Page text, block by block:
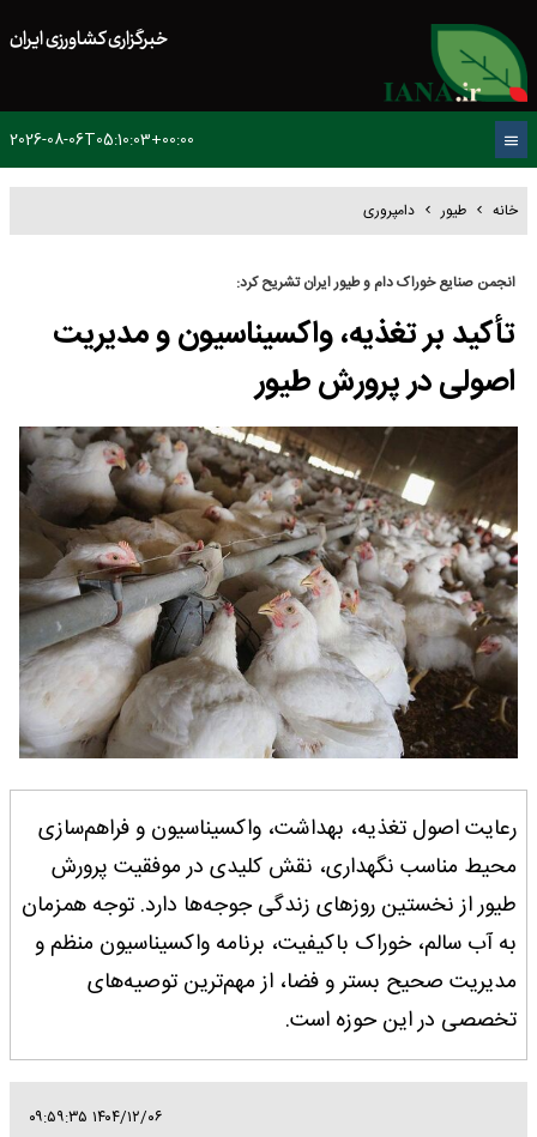
خبرگزاری کشاورزی ایران
2026-08-06T05:10:03+00:00
خانه طیور دامپروری
انجمن صنایع خوراک دام و طیور ایران تشریح کرد:
تأکید بر تغذیه، واکسیناسیون و مدیریت
اصولی در پرورش طیور
رعایت اصول تغذیه، بهداشت، واکسیناسیون و فراهم‌سازی
محیط مناسب نگهداری، نقش کلیدی در موفقیت پرورش
طیور از نخستین روزهای زندگی جوجه‌ها دارد. توجه همزمان
به آب سالم، خوراک باکیفیت، برنامه واکسیناسیون منظم و
مدیریت صحیح بستر و فضا، از مهم‌ترین توصیه‌های
تخصصی در این حوزه است.
۱۴۰۴/۱۲/۰۶ ۰۹:۵۹:۳۵